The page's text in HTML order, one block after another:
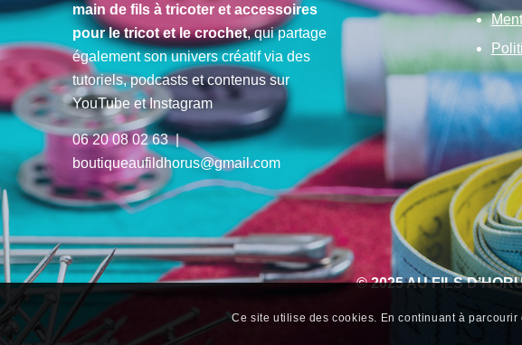
main de fils à tricoter et accessoires
pour le tricot et le crochet, qui partage
également son univers créatif via des
tutoriels, podcasts et contenus sur
YouTube et Instagram
06 20 08 02 63 |
boutiqueaufildhorus@gmail.com
© 2025 AU FILS
Ce site utilise des cookies. En continuant à